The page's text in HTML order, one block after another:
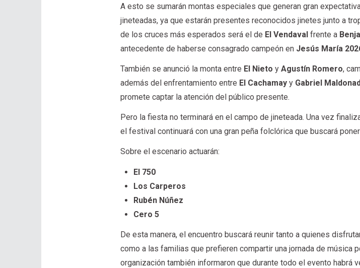
A esto se sumarán montas especiales que generan gran
jineteadas, ya que estarán presentes reconocidos jinetes junto a
de los cruces más esperados será el de El Vendaval frente a
antecedente de haberse consagrado campeón en Jesús María
También se anunció la monta entre El Nieto yAgustín Romero,
además del enfrentamiento entre El Cachamay y Gabriel
promete captar la atención del público presente.
Pero la fiesta no terminará en el campo de jineteada. Una vez
el festival continuará con una gran peña folclórica que buscará
Sobre el escenario actuarán:
El 750
Los Carperos
Rubén Núñez
Cero 5
De esta manera, el encuentro buscará reunir tanto a quienes
como a las familias que prefieren compartir una jornada de música
organización también informaron que durante todo el evento habrá